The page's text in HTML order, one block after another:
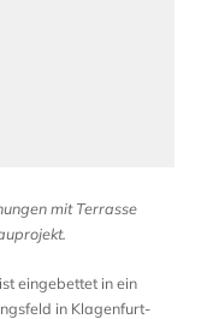
mit Terrasse
eingebettet in ein
in Klagenfurt-